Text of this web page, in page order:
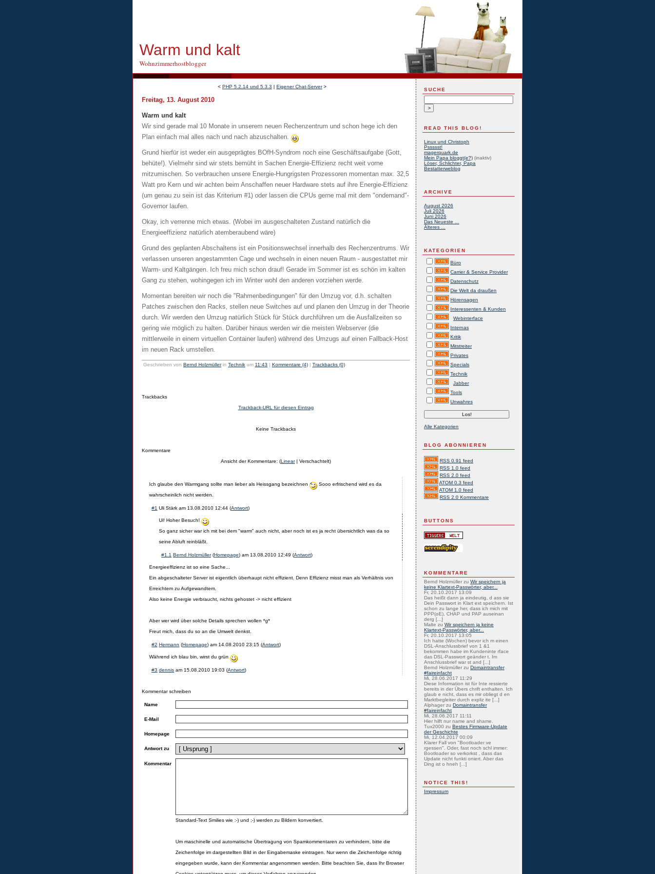
Warm und kalt
Wohnzimmerhostblogger
< PHP 5.2.14 und 5.3.3 | Eigener Chat-Server >
Freitag, 13. August 2010
Warm und kalt
Wir sind gerade mal 10 Monate in unserem neuen Rechenzentrum und schon hege ich den
Plan einfach mal alles nach und nach abzuschalten.
Grund hierfür ist weder ein ausgeprägtes BOfH-Syndrom noch eine Geschäftsaufgabe (Gott,
behüte!). Vielmehr sind wir stets bemüht in Sachen Energie-Effizienz recht weit vorne
mitzumischen. So verbrauchen unsere Energie-Hungrigsten Prozessoren momentan max. 32,5
Watt pro Kern und wir achten beim Anschaffen neuer Hardware stets auf ihre Energie-Effizienz
(um genau zu sein ist das Kriterium #1) oder lassen die CPUs gerne mal mit dem "ondemand"-
Governor laufen.
Okay, ich verrenne mich etwas. (Wobei im ausgeschalteten Zustand natürlich die
Energieeffizienz natürlich atemberaubend wäre)
Grund des geplanten Abschaltens ist ein Positionswechsel innerhalb des Rechenzentrums. Wir
verlassen unseren angestammten Cage und wechseln in einen neuen Raum - ausgestattet mir
Warm- und Kaltgängen. Ich freu mich schon drauf! Gerade im Sommer ist es schön im kalten
Gang zu stehen, wohingegen ich im Winter wohl den anderen vorziehen werde.
Momentan bereiten wir noch die "Rahmenbedingungen" für den Umzug vor, d.h. schalten
Patches zwischen den Racks, stellen neue Switches auf und planen den Umzug in der Theorie
durch. Wir werden den Umzug natürlich Stück für Stück durchführen um die Ausfallzeiten so
gering wie möglich zu halten. Darüber hinaus werden wir die meisten Webserver (die
mittlerweile in einem virtuellen Container laufen) während des Umzugs auf einen Fallback-Host
im neuen Rack umstellen.
Geschrieben von Bernd Holzmüllerin Technik um 11:43 | Kommentare (4) | Trackbacks (0)
Trackbacks
Trackback-URL für diesen Eintrag
Keine Trackbacks
Kommentare
Ansicht der Kommentare: (Linear| Verschachtelt)
Ich glaube den Warmgang sollte man lieber als Heissgang bezeichnen
Sooo erfrischend wird es da
wahrscheinlich nicht werden.
#1 Uli Stärk am 13.08.2010 12:44 (Antwort)
Ui! Hoher Besuch!
So ganz sicher war ich mit bei dem "warm" auch nicht, aber noch ist es ja recht übersichtlich was da so
seine Abluft reinbläßt.
#1.1 Bernd Holzmüller (Homepage) am 13.08.2010 12:49 (Antwort)
Energieeffizienz ist so eine Sache...
Ein abgeschalteter Server ist eigentlich überhaupt nicht effizient. Denn Effizienz misst man als Verhältnis von
Erreichtem zu Aufgewandtem.
Also keine Energie verbraucht, nichts gehostet -> nicht effizient
Aber wer wird über solche Details sprechen wollen *g*
Freut mich, dass du so an die Umwelt denkst.
#2 Hermann (Homepage) am 14.08.2010 23:15 (Antwort)
Während ich blau bin, wirst du grün
#3 dennis am 15.08.2010 19:03 (Antwort)
Kommentar schreiben
Name
E-Mail
Homepage
Antwort zu
Kommentar
Standard-Text Smilies wie :-) und ;-) werden zu Bildern konvertiert.
Um maschinelle und automatische Übertragung von Spamkommentaren zu verhindern, bitte die
Zeichenfolge im dargestellten Bild in der Eingabemaske eintragen. Nur wenn die Zeichenfolge richtig
eingegeben wurde, kann der Kommentar angenommen werden. Bitte beachten Sie, dass Ihr Browser
SUCHE
READ THIS BLOG!
Linux und Christoph
Pssssst!
magerquark.de
Mein Papa bloggt(e?) (inaktiv)
Löser, Schlichter, Papa
Bestatterweblog
ARCHIVE
August 2026
Juli 2026
Juni 2026
Das Neueste ...
Älteres ...
KATEGORIEN
Büro
Carrier & Service Provider
Datenschutz
Die Welt da draußen
Hörensagen
Interessenten & Kunden
Webinterface
Internas
Kritik
Mitstreiter
Privates
Specials
Technik
Jabber
Tools
Unwahres
Alle Kategorien
BLOG ABONNIEREN
RSS 0.91 feed
RSS 1.0 feed
RSS 2.0 feed
ATOM 0.3 feed
ATOM 1.0 feed
RSS 2.0 Kommentare
BUTTONS
KOMMENTARE
Bernd Holzmüller zu Wir speichern ja
keine Klartext-Passwörter, aber...
Fr, 20.10.2017 13:09
Das heißt dann ja eindeutig, d ass sie
Dein Passwort in Klart ext speichern. Ist
schon zu lange her, dass ich mich mit
PPP(oE), CHAP und PAP auseinan
derg [...]
Malte zu Wir speichern ja keine
Klartext-Passwörter, aber...
Fr, 20.10.2017 13:05
Ich hatte (Wochen) bevor ich m einen
DSL-Anschlussbrief von 1 &1
bekommen habe im Kundeninte rface
das DSL-Passwort geänder t. Im
Anschlussbrief war st and [...]
Bernd Holzmüller zu Domaintransfer
#faireinfacht
Mi, 28.06.2017 11:29
Diese Information ist für Inte ressierte
bereits in der Übers chrift enthalten. Ich
glaub e nicht, dass es mir obliegt d en
Marktbegleiter durch expliz ite [...]
Alphager zu Domaintransfer
#faireinfacht
Mi, 28.06.2017 11:11
Hier hilft nur name and shame.
Tux2000 zu Bestes Firmware-Update
der Geschichte
Mi, 12.04.2017 00:09
Klarer Fall von "Bootloader ve
rgessen". Oder, fast noch schl immer:
Bootloader so verkorkst , dass das
Update nicht funkti oniert. Aber das
Ding ist o hneh [...]
NOTICE THIS!
Impressum